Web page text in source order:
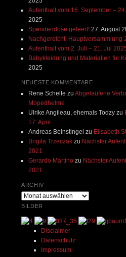
Aufenthalt vom 16. September –
2025
Spendendose geleert! 27. August
Nachgereicht: Hauptversammlung
Aufenthalt vom 2. Juli – 21. Jui
Babykleidung und Materialien für
2025
NEUESTE KOMMENTARE
Rene Schelle zu Abgelaufene
Mopedhelme
Ulrike Angileau, ehemals Todzyzu
17. April
Andreas Beinstingel zu Elisabeth
Brigita Trzeczakzu Nächster
2021
Gerardo Martinozu Nächster
2021
ARCHIV
Archiv
BILDER
Disclaimer
Datenschutz
Impressum